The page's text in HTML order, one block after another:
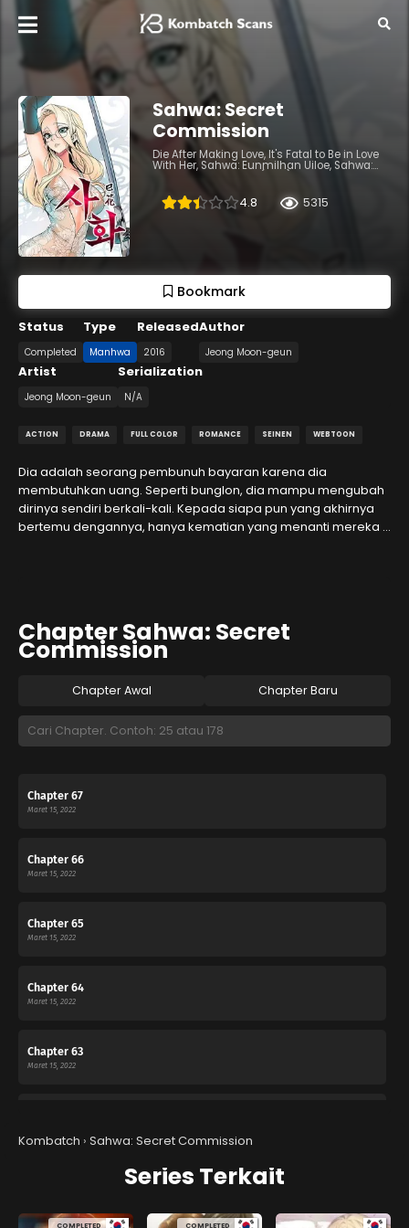
Sahwa: Secret
Commission
Die After Making Love, It's Fatal to Be in Love
With Her, Sahwa: Eunmilhan Uiloe, Sahwa:
Private Request, 사화(巳花): 은밀한 의뢰
4.8 5315
Bookmark
Status
Completed
Type
Manhwa
Released
2016
Author
Jeong Moon-geun
Artist
Jeong Moon-geun
Serialization
N/A
ACTION DRAMA FULL COLOR ROMANCE SEINEN WEBTOON
Dia adalah seorang pembunuh bayaran karena dia
membutuhkan uang. Seperti bunglon, dia mampu mengubah
dirinya sendiri berkali-kali. Kepada siapa pun yang akhirnya
bertemu dengannya, hanya kematian yang menanti mereka …
Chapter Sahwa: Secret
Commission
Chapter Awal Chapter Baru
Chapter 67
Maret 15, 2022
Chapter 66
Maret 15, 2022
Chapter 65
Maret 15, 2022
Chapter 64
Maret 15, 2022
Chapter 63
Maret 15, 2022
Kombatch › Sahwa: Secret Commission
Series Terkait
COMPLETED COMPLETED